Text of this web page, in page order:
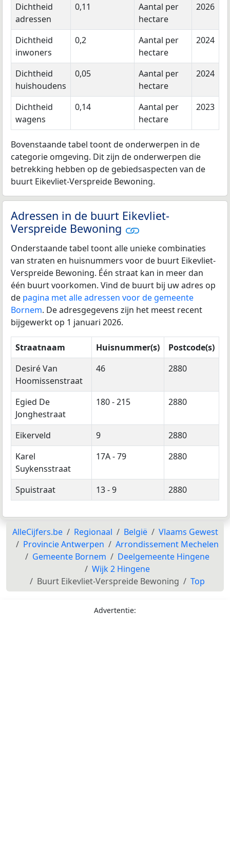
Dichtheid
adressen
0,11
Aantal per
hectare
2026
Dichtheid
inwoners
0,2
Aantal per
hectare
2024
Dichtheid
huishoudens
0,05
Aantal per
hectare
2024
Dichtheid
wagens
0,14
Aantal per
hectare
2023
Bovenstaande tabel toont de onderwerpen in de
categorie omgeving. Dit zijn de onderwerpen die
betrekking hebben op de gebiedsaspecten van de
buurt Eikevliet-Verspreide Bewoning.
Adressen in de buurt Eikevliet-
Verspreide Bewoning
Onderstaande tabel toont alle unieke combinaties
van straten en huisnummers voor de buurt Eikevliet-
Verspreide Bewoning. Één straat kan in meer dan
één buurt voorkomen. Vind de buurt bij uw adres op
de pagina met alle adressen voor de gemeente
Bornem. De adresgegevens zijn het meest recent
bijgewerkt op 1 januari 2026.
Straatnaam Huisnummer(s)
Postcode(s)
Desiré Van
Hoomissenstraat
46 2880
Egied De
Jonghestraat
180 - 215 2880
Eikerveld 9
2880
Karel
Suykensstraat
17A - 79 2880
Spuistraat 13 - 9 2880
AlleCijfers.be Regionaal België
Vlaams Gewest
Provincie Antwerpen
Arrondissement Mechelen
Gemeente Bornem
Deelgemeente Hingene
Wijk 2 Hingene
Buurt Eikevliet-Verspreide Bewoning
Top
Advertentie: